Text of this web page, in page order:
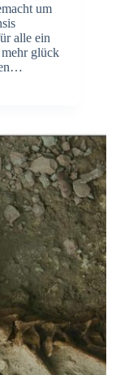
um
alle ein
glück